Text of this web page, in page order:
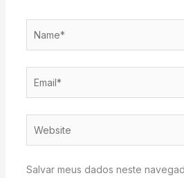
Salvar meus dados neste